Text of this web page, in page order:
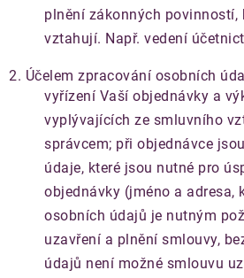
plnění zákonných povinností,
vztahují. Např. vedení
2. Účelem zpracování osobních
vyřízení Vaší objednávky a
vyplývajících ze smluvního
správcem; při objednávce
údaje, které jsou nutné pro
objednávky (jméno a adresa,
osobních údajů je nutným
uzavření a plnění smlouvy,
údajů není možné smlouvu